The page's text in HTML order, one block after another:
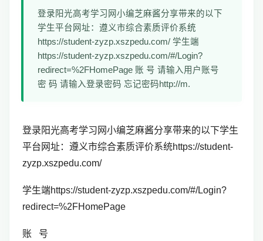
登录阳光高考学习网小编芝麻酱分享带来的以下
学生平台网址：遵义市综合素质评价系统
https://student-zyzp.xszpedu.com/ 学生端
https://student-zyzp.xszpedu.com/#/Login?
redirect=%2FHomePage 账 号 请输入用户账号
密 码 请输入登录密码 忘记密码http://m.
登录阳光高考学习网小编芝麻酱分享带来的以下学生
平台网址：遵义市综合素质评价系统https://student-
zyzp.xszpedu.com/
学生端https://student-zyzp.xszpedu.com/#/Login?
redirect=%2FHomePage
账 号